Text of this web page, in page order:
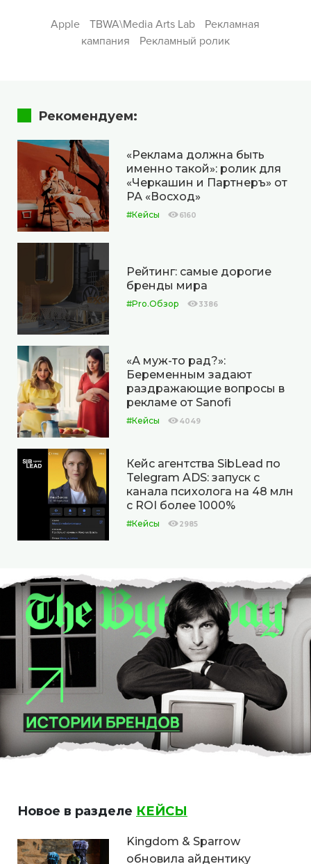
Apple TBWA\Media Arts Lab
Рекламная
кампания
Рекламный ролик
Рекомендуем:
«Реклама должна быть
именно такой»: ролик для
«Черкашин и Партнеръ» от
РА «Восход»
#Кейсы 6160
Рейтинг: самые дорогие
бренды мира
#Pro.Обзор 3386
«А муж-то рад?»:
Беременным задают
раздражающие вопросы в
рекламе от Sanofi
#Кейсы 4049
Кейс агентства SibLead по
Telegram ADS: запуск с
канала психолога на 48 млн
с ROI более 1000%
#Кейсы 2985
Новое в разделе КЕЙСЫ
Kingdom & Sparrow
обновила айдентику